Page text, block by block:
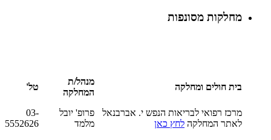
מחלקות מסונפות
בית חולים ומחלקה
מנהל/ת
המחלקה
טל'
מרכז רפואי לבריאות הנפש י. אברבנאל
לאתר המחלקה לחץ כאן
פרופ' יובל
מלמד
03-
5552626